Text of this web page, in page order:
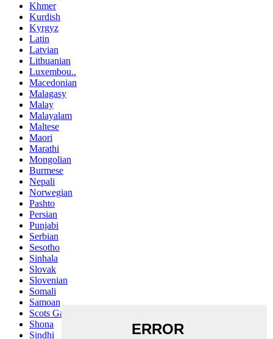
Khmer
Kurdish
Kyrgyz
Latin
Latvian
Lithuanian
Luxembou..
Macedonian
Malagasy
Malay
Malayalam
Maltese
Maori
Marathi
Mongolian
Burmese
Nepali
Norwegian
Pashto
Persian
Punjabi
Serbian
Sesotho
Sinhala
Slovak
Slovenian
Somali
Samoan
Scots Gaelic
Shona
Sindhi